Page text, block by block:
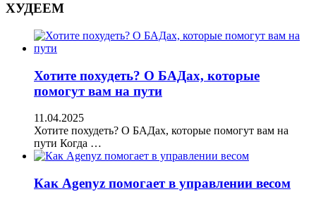
ХУДЕЕМ
Хотите похудеть? О БАДах, которые
помогут вам на пути
11.04.2025
Хотите похудеть? О БАДах, которые помогут вам на
пути Когда …
Как Agenyz помогает в управлении весом